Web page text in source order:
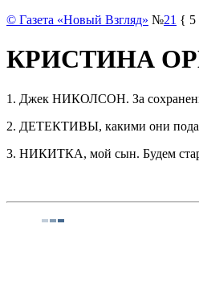
© Газета «Новый Взгляд» №21 { 5
КРИСТИНА
1. Джек НИКОЛСОН. За
2. ДЕТЕКТИВЫ, какими они
3. НИКИТКА, мой сын. Будем